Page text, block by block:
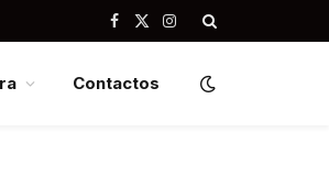
Facebook
X
Instagram
Contactos